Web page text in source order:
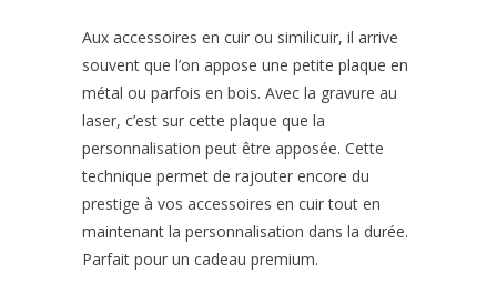
Aux accessoires en cuir ou similicuir, il arrive
souvent que l’on appose une petite plaque en
métal ou parfois en bois. Avec la gravure au
laser, c’est sur cette plaque que la
personnalisation peut être apposée. Cette
technique permet de rajouter encore du
prestige à vos accessoires en cuir tout en
maintenant la personnalisation dans la durée.
Parfait pour un cadeau premium.